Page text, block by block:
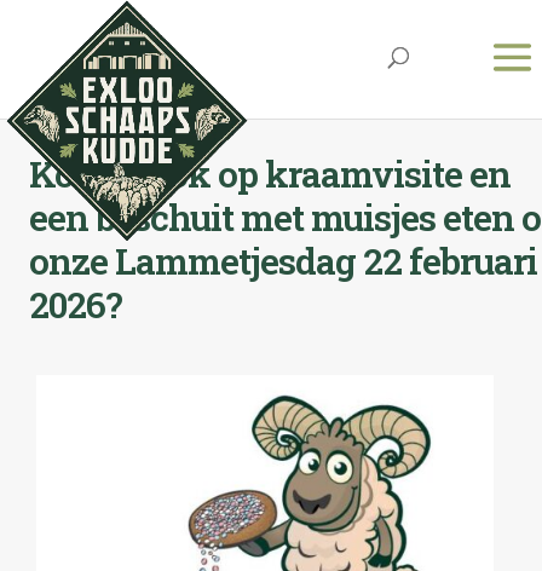
Kom je ook op kraamvisite en
een beschuit met muisjes eten
onze Lammetjesdag 22 februari
2026?